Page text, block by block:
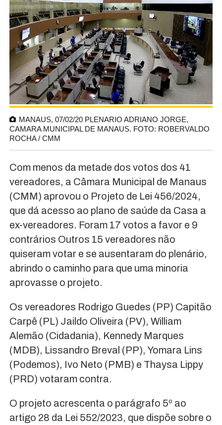
MANAUS, 07/02/20 PLENARIO ADRIANO JORGE,
CAMARA MUNICIPAL DE MANAUS. FOTO: ROBERVALDO
ROCHA / CMM
Com menos da metade dos votos dos 41
vereadores, a Câmara Municipal de Manaus
(CMM) aprovou o Projeto de Lei 456/2024,
que dá acesso ao plano de saúde da Casa a
ex-vereadores. Foram 17 votos a favor e 9
contrários Outros 15 vereadores não
quiseram votar e se ausentaram do plenário,
abrindo o caminho para que uma minoria
aprovasse o projeto.
Os vereadores Rodrigo Guedes (PP) Capitão
Carpê (PL) Jaildo Oliveira (PV), William
Alemão (Cidadania), Kennedy Marques
(MDB), Lissandro Breval (PP), Yomara Lins
(Podemos), Ivo Neto (PMB) e Thaysa Lippy
(PRD) votaram contra.
O projeto acrescenta o parágrafo 5º ao
artigo 28 da Lei 552/2023, que dispõe sobre o